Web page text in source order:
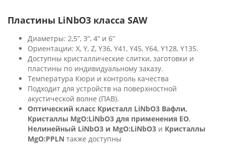
Пластины LiNbO3 класса SAW
Диаметры: 2,5”, 3”, 4” и 6”
Ориентации: X, Y, Z, Y36, Y41, Y45, Y64, Y128, Y135.
Доступны кристаллические слитки, заготовки и
пластины по индивидуальному заказу.
Температура Кюри и контроль качества
Подходит для устройств на поверхностной
акустической волне (ПАВ).
Оптический класс Кристалл LiNbO3 Вафли,
Кристаллы MgO:LiNbO3 для применения EO,
Нелинейный LiNbO3 и MgO:LiNbO3 и Кристаллы
MgO:PPLN также доступны